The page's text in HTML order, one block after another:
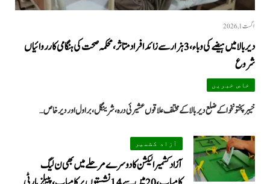
اگست 1, 2026
دیر بالا میں ہیضے کی وباء، 3 ہزار سے زائد افراد متاثر، محکمہ صحت کی ہنگامی کارروائیاں
شروع
خاص خبریں
خیبرپختونخوا کے ضلع دیر بالا کے مختلف علاقوں عشیرئی درہ، شرینگل، براول اور دیر خاص…
آزاد کشمیر
آزاد کشمیر الیکشن کا دوسرے مرحلے میں بھی ن لیگ